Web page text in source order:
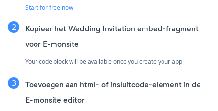
Start for free now
Kopieer het Wedding Invitation embed-fragment
voor E-monsite
Your code block will be available once you create your app
Toevoegen aan html- of insluitcode-element in de
E-monsite editor